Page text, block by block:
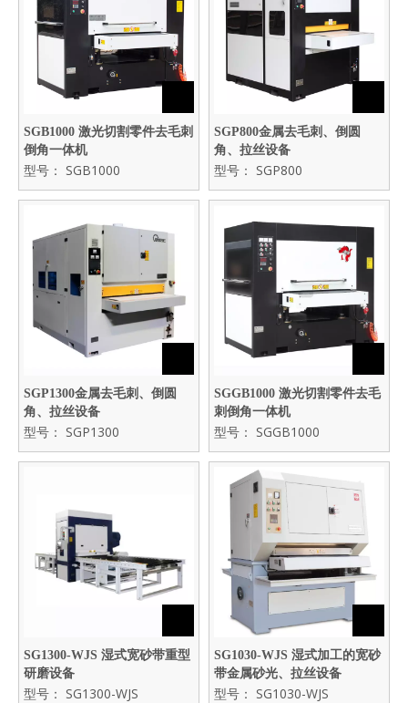
SGB1000 激光切割零件去毛刺
倒角一体机
型号： SGB1000
SGP800金属去毛刺、倒圆
角、拉丝设备
型号： SGP800
SGP1300金属去毛刺、倒圆
角、拉丝设备
型号： SGP1300
SGGB1000 激光切割零件去毛
刺倒角一体机
型号： SGGB1000
SG1300-WJS 湿式宽砂带重型
研磨设备
型号： SG1300-WJS
SG1030-WJS 湿式加工的宽砂
带金属砂光、拉丝设备
型号： SG1030-WJS